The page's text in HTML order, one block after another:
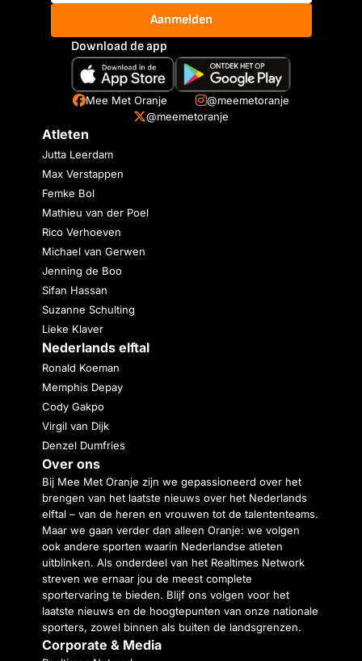
Aanmelden
Download de app
Mee Met Oranje
@meemetoranje
@meemetoranje
Atleten
Jutta Leerdam
Max Verstappen
Femke Bol
Mathieu van der Poel
Rico Verhoeven
Michael van Gerwen
Jenning de Boo
Sifan Hassan
Suzanne Schulting
Lieke Klaver
Nederlands elftal
Ronald Koeman
Memphis Depay
Cody Gakpo
Virgil van Dijk
Denzel Dumfries
Over ons
Bij Mee Met Oranje zijn we gepassioneerd over het
brengen van het laatste nieuws over het Nederlands
elftal – van de heren en vrouwen tot de talententeams.
Maar we gaan verder dan alleen Oranje: we volgen
ook andere sporten waarin Nederlandse atleten
uitblinken. Als onderdeel van het Realtimes Network
streven we ernaar jou de meest complete
sportervaring te bieden. Blijf ons volgen voor het
laatste nieuws en de hoogtepunten van onze nationale
sporters, zowel binnen als buiten de landsgrenzen.
Corporate & Media